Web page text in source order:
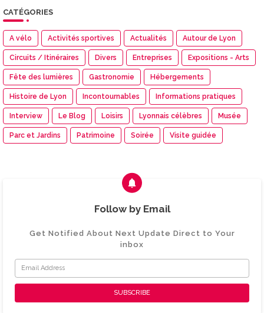
CATÉGORIES
A vélo Activités sportives Actualités Autour de Lyon
Circuits / Itinéraires Divers Entreprises Expositions - Arts
Fête des lumières Gastronomie Hébergements
Histoire de Lyon Incontournables Informations pratiques
Interview Le Blog Loisirs Lyonnais célèbres Musée
Parc et Jardins Patrimoine Soirée Visite guidée
Follow by Email
Get Notified About Next Update Direct to Your
inbox